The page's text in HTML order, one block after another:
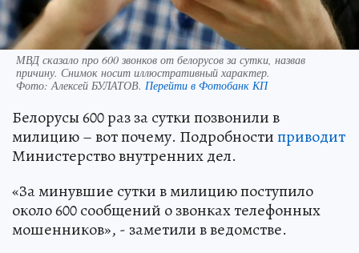
МВД сказало про 600 звонков от белорусов за сутки, назвав
причину. Снимок носит иллюстративный характер.
Фото:Алексей БУЛАТОВ. Перейти в Фотобанк КП
Белорусы 600 раз за сутки позвонили в
милицию – вот почему. Подробностиприводит
Министерство внутренних дел.
«За минувшие сутки в милицию поступило
около 600 сообщений о звонках телефонных
мошенников», - заметили в ведомстве.